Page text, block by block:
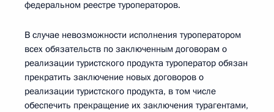
федеральном реестре туроператоров.
В случае невозможности исполнения туроператором
всех обязательств по заключенным договорам о
реализации туристского продукта туроператор обязан
прекратить заключение новых договоров о
реализации туристского продукта, в том числе
обеспечить прекращение их заключения турагентами,